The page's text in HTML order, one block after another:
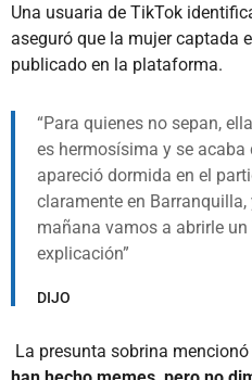
Una usuaria de TikTok
aseguró que la mujer captada
publicado en la plataforma.
Para quienes no sepan,
es hermosísima y se
apareció dormida en el
claramente en
mañana vamos a abrirle
explicación
DIJO
La presunta sobrina mencionó